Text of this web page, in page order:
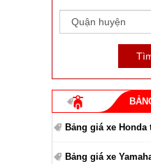
Bảng giá xe Honda
Bảng giá xe